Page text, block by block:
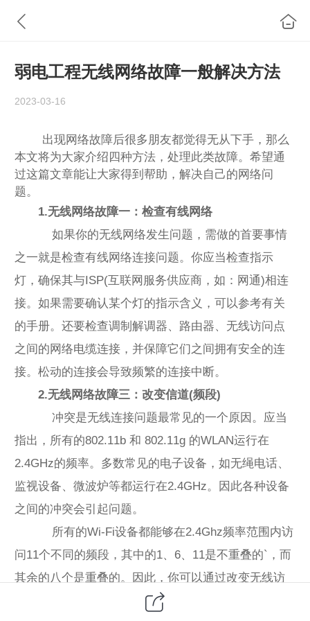
弱电工程无线网络故障一般解决方法
2023-03-16
出现网络故障后很多朋友都觉得无从下手，那么
本文将为大家介绍四种方法，处理此类故障。希望通
过这篇文章能让大家得到帮助，解决自己的网络问
题。
1.无线网络故障一：检查有线网络
如果你的无线网络发生问题，需做的首要事情
之一就是检查有线网络连接问题。你应当检查指示
灯，确保其与ISP(互联网服务供应商，如：网通)相连
接。如果需要确认某个灯的指示含义，可以参考有关
的手册。还要检查调制解调器、路由器、无线访问点
之间的网络电缆连接，并保障它们之间拥有安全的连
接。松动的连接会导致频繁的连接中断。
2.无线网络故障三：改变信道(频段)
冲突是无线连接问题最常见的一个原因。应当
指出，所有的802.11b 和 802.11g 的WLAN运行在
2.4GHz的频率。多数常见的电子设备，如无绳电话、
监视设备、微波炉等都运行在2.4GHz。因此各种设备
之间的冲突会引起问题。
所有的Wi-Fi设备都能够在2.4Ghz频率范围内访
问11个不同的频段，其中的1、6、11是不重叠的`，而
其余的八个是重叠的。因此，你可以通过改变无线访
问点和无线网卡的频段，解决冲突问题。可以先试用